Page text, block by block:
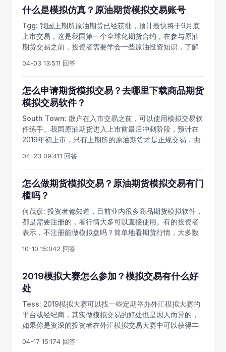
涨跌停板4%，最低交易保证金为5%，代码为SC，我们可
油期货入市准备。期货模拟交易是按照真实期货交易的流
程以及操作方法，但是不需注入保证金的情况下进行的模
拟交易，对于打算入市交易的投资者而言，模拟交易能够
使其熟悉交易系统，熟悉交易模式以及对期货交易产生初
期货开户条件，不仅要有不低于50万开户资金，还要有期
货实盘交易经验或者是期货模拟交易经验，目前我国原油
期货还没有上市，暂时没有行情，因此也无法进行模拟交
易。投资者可以先使用商品期货模拟软件练手，熟悉期货
交易的基本操作和交易流程。模拟实战是否真的无用？期
货模拟确实是不能真切地模拟出交易心理的纠结和疼痛，
没办法去磨练人性的弱点，不容易深刻体会到交易中的各
种痛苦，例如被套时的痛苦、盈利时的焦灼、亏损时的懊
恼、不止损时的痛改前非，等等。但这个市场很多人在实
盘投资，在期货市场中磨炼人性，磨练了这么多年，有几
个人能真正盈利？恐怕只有5%的人盈利。既然你们说实战
能磨练人性，磨练心态，都磨练了那么多年，究竟有什么
用？可见期货模拟软件最大的作用，还是让你减少操作失
误，熟悉期货交易的基本操作。原油期货模拟交易和真实
等等，那是两个层次的东西，如果不经过任何练习，直接
入市操作，肯定会付出更多的成本和手续费。交易考验的
不仅仅是心态，也是考验技术的基本功，交易是否能盈
利，关键就是人性，就是心态。模拟实战可以让我们熟悉
期货操作流程，但是无法模拟出交易的真实心态和各种心
理障碍，因此要正确使用期货模拟交易软件，看清期货仿
真交易的作用和用途。去哪里下载模拟交易软件？等中国
原油期货上市后，可以通过能源中心官网和期货公司网
站，下载最新的原油期货仿真交易软件。期货模拟交易分
为两种：一种是实时的模拟，就是每日盯着盘，跟随最新
什么是模拟仿真？原油期货模拟交易账号
Tgg: 我国上期所原油期货已经获批，预计最快将于9月底
上市交易，这是我国第一个全球化期货合约，在参与原油
期货交易之前，投资者需要学会一些原油投资知识，了解
多不了解原油投资的人士，国内涨跌均可盈利，原油期货
投资有着独特的优势，建议提前办理原油期货开户，备战
石油期货新品种上市。上海国际能源交易中心和有关各方
将全面做好原油期货上市交易的各项准备工作，确保原油
期货平稳推出和安全运行。想参与原油期货交易，建议投
资者提前参与商品期货模拟仿真交易练手，熟悉期货的交
易流程和操作步骤。一、什么是模拟仿真？为增加投资者
对期货交易的了解，增长期货交易经验，期货公司会为您
提供商品期货模拟交易平台及金融期货仿真交易平台。帐
货公司再递交中金所审核。办理商品期货开户后，期货公
司会直接帮您申请好股指期货模拟账号。二、如何申请模
作机理与模式，可积极参与商品期货仿真交易。免费模拟
软件：免费商品模拟软件或者文华财经商品模拟软件（账
号可自己通过软件申请）练手。
04-03 13:511 回答
怎么申请期货模拟交易？去哪里下载商品期货
模拟交易软件？
South Town: 散户在入市交易之前，可以使用模拟交易软
件练手。我国原油期货进入上市前最后冲刺阶段，预计在
2019年初上市，只有上期所的原油期货才是正规交易，由
种，境外人士也可以投资，原油期货将可能成为中国期货
市场首个最具吸引力的特定品种。怎么申请期货模拟交易
账号？目前国内常用的期货模拟交易软件，比如文华财经
模拟交易软件，基本上各大期货公司都提供有下载方式，
投资者可以通过期货公司官网下载，也可以咨询中国石油
期货网客服，可以免费提供国内商品期货模拟软件下载地
址。但是很多投资者不知道模拟软件怎么用，怎么注册模
拟软件账号？期货开户免费，可以直接通过模拟软件来注
册模拟账号，然后既可以直接使用了。由于我国原油期货
是免费的，可自助注册获得模拟交易账户，可以进行国内
四家期货交易所所有品种的模拟交易。比如目前最常用的
最常用的，业内比较好用的期货模拟交易软件。怎么下载
商品期货模拟软件，去哪里下载期货仿真交易软件？请点
击文华财经模拟交易软件怎么注册模拟软件账号，怎么申
请商品期货仿真交易账号？请点击文华财经模拟账号注册
04-23 09:411 回答
怎么做期货模拟交易？原油期货模拟交易有门
槛吗？
何茂彦: 投资者都知道，目前业内很多商品期货模拟软件，
都是需要注册的，看行情大多可以直接使用。有的投资者
表示，不注册能做模拟盘吗？简单地看期货行情，大多数
如博易大师，文华财经行情软件等，都是可以直接使用，
无需注册，或者期货软件下载页面会直接说明账号和密
码。国内目前还没有原油期货模拟软件，但是我们可以使
用商品期货模拟软件，来熟悉期货操作流程和交易步骤。
真交易软件怎么使用？如果做期货模拟盘，教你怎么模拟
炒期货。我们日常生活中所遇到的投资工具一般是股票、
基金、保险或者黄金白银等，炒期货也越来越受欢迎，但
是很多投资者不了解期货，不知道怎么炒，这时候期货模
10-10 15:042 回答
2019模拟大赛怎么参加？模拟交易有什么好
处
Tess: 2019模拟大赛可以找一些定期举办外汇模拟大赛的
平台或经纪商，其实做模拟交易的好处也是因人而异的，
如果你是资深的投资者在外汇模拟交易大赛中可以获得丰
的新手小白在外汇模拟交易大赛中可以获得基本的交易流
04-17 15:174 回答